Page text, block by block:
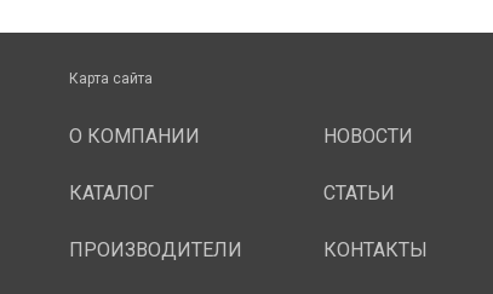
Карта сайта
О КОМПАНИИ
КАТАЛОГ
ПРОИЗВОДИТЕЛИ
НОВОСТИ
СТАТЬИ
КОНТАКТЫ